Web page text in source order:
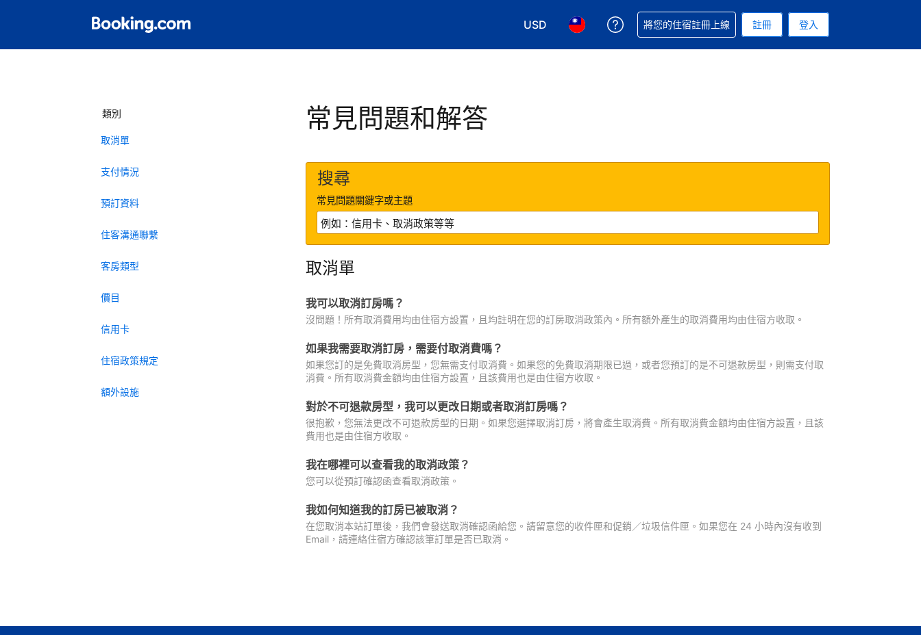
USD
選擇您使用的幣別. 您現在所使用的幣別為美元
選擇您使用的語言. 您目前所選的語言是繁體中文
取得訂單相關協助
將您的住宿註冊上線 註冊 登入
類別
取消單
支付情況
預訂資料
住客溝通聯繫
客房類型
價目
信用卡
住宿政策規定
額外設施
常見問題和解答
搜尋
常見問題關鍵字或主題
取消單
我可以取消訂房嗎？
沒問題！所有取消費用均由住宿方設置，且均註明在您的訂房取消政策內。所有額外產生的取消費用均由住宿方收取。
如果我需要取消訂房，需要付取消費嗎？
如果您訂的是免費取消房型，您無需支付取消費。如果您的免費取消期限已過，或者您預訂的是不可退款房型，則需支付取
消費。所有取消費金額均由住宿方設置，且該費用也是由住宿方收取。
對於不可退款房型，我可以更改日期或者取消訂房嗎？
很抱歉，您無法更改不可退款房型的日期。如果您選擇取消訂房，將會產生取消費。所有取消費金額均由住宿方設置，且該
費用也是由住宿方收取。
我在哪裡可以查看我的取消政策？
您可以從預訂確認函查看取消政策。
我如何知道我的訂房已被取消？
在您取消本站訂單後，我們會發送取消確認函給您。請留意您的收件匣和促銷／垃圾信件匣。如果您在 24 小時內沒有收到
Email，請連絡住宿方確認該筆訂單是否已取消。